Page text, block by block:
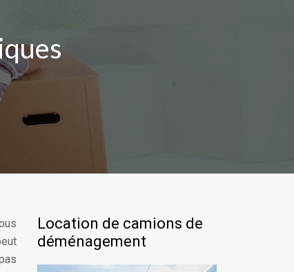
Location de camions de
déménagement